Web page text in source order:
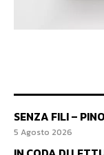
SENZA FILI –
5 Agosto 2026